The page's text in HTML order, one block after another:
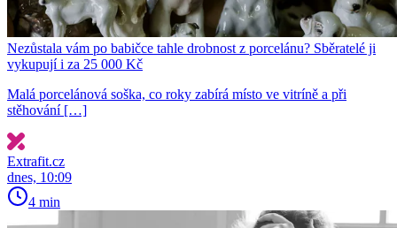
Nezůstala vám po babičce tahle drobnost z porcelánu? Sběratelé ji
vykupují i za 25 000 Kč
Malá porcelánová soška, co roky zabírá místo ve vitríně a při
stěhování […]
Extrafit.cz
dnes, 10:09
4 min